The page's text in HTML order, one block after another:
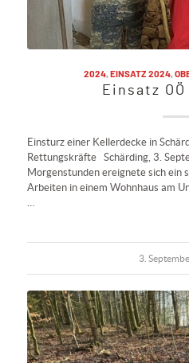
2024, EINSATZ 2024,
Einsatz
Einsturz einer Kellerdecke in
Rettungskräfte Schärding, 3.
Morgenstunden ereignete sich ein
Arbeiten in einem Wohnhaus am
…
3.